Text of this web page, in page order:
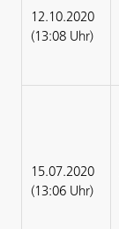
12.10.2020
(13:08 Uhr)
15.07.2020
(13:06 Uhr)